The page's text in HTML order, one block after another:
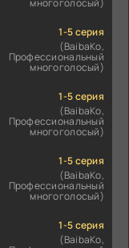
многоголосый)
1-5 серия
(BaibaKo,
Профессиональный
многоголосый)
1-5 серия
(BaibaKo,
Профессиональный
многоголосый)
1-5 серия
(BaibaKo,
Профессиональный
многоголосый)
1-5 серия
(BaibaKo,